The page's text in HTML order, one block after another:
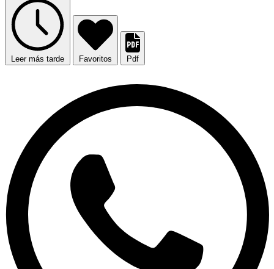
Leer más tarde Favoritos Pdf